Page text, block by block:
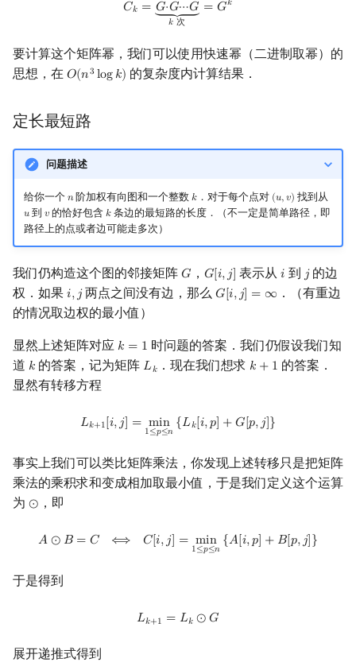
𝐶𝑘 = 𝐺⋅𝐺⋯𝐺
⏟
𝑘 次
= 𝐺𝑘
要计算这个矩阵幂，我们可以使用快速幂（二进制取幂）的
思想，在 𝑂(𝑛3 log𝑘)
O(n3logk) 的复杂度内计算结果．
定长最短路
问题描述
给你一个 𝑛
n阶加权有向图和一个整数 𝑘
k．对于每个点对 (𝑢,𝑣)
(u,v) 找到从
𝑢
u到 𝑣
v 的恰好包含 𝑘
k条边的最短路的长度．（不一定是简单路径，即
路径上的点或者边可能走多次）
我们仍构造这个图的邻接矩阵 𝐺
G ， 𝐺[𝑖,𝑗]
G[i,j] 表示从𝑖
i 到 𝑗
j的边
权．如果 𝑖,𝑗
i,j 两点之间没有边，那么𝐺[𝑖,𝑗] = ∞
G[i,j]= ∞
．（有重边
的情况取边权的最小值）
显然上述矩阵对应 𝑘 = 1
k =1
时问题的答案．我们仍假设我们知
道 𝑘
k 的答案，记为矩阵 𝐿𝑘
Lk ．现在我们想求 𝑘 + 1
k+1
的答案．
显然有转移方程
𝐿𝑘+1[𝑖,𝑗] = min
1≤𝑝≤𝑛 {𝐿𝑘[𝑖,𝑝] +𝐺[𝑝,𝑗]}
L k +1[i ,j] =min1≤p ≤ n {Lk [i,p]+G[p j]}
事实上我们可以类比矩阵乘法，你发现上述转移只是把矩阵
乘法的乘积求和变成相加取最小值，于是我们定义这个运算
为 ⊙
⊙ ，即
𝐴⊙ 𝐵 = 𝐶 ⟺ 𝐶[𝑖,𝑗] = min
1≤𝑝≤𝑛 {𝐴[𝑖,𝑝] + 𝐵[𝑝,𝑗]}
A⊙B=C ⟺ [i,j]= min1 ≤p≤n {A[i,p ]+ B[p,j]}
于是得到
𝐿𝑘+1 = 𝐿𝑘 ⊙𝐺
L k+ 1= Lk⊙G
展开递推式得到